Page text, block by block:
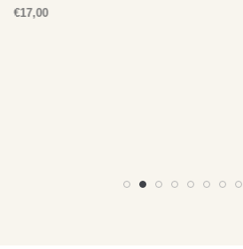
Bewertet mit
5.00
€17,00